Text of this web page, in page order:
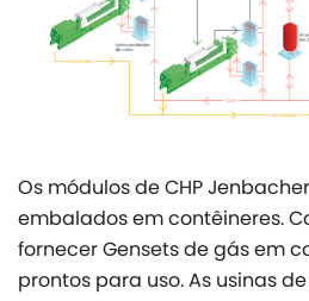
Os módulos de CHP
embalados em contêineres.
fornecer Gensets de gás em
prontos para uso. As usinas